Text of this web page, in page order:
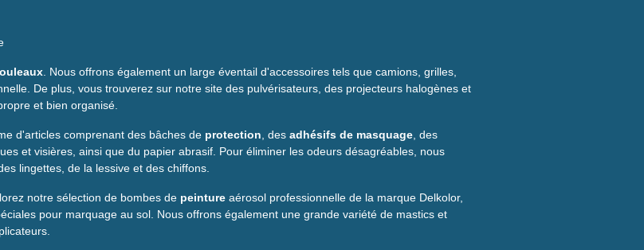
. Nous offrons également un large éventail d'accessoires tels que camions, grilles,
De plus, vous trouverez sur notre site des pulvérisateurs, des projecteurs halogènes et
et bien organisé.
d'articles comprenant des bâches de protection , desadhésifs de masquage , des
et visières, ainsi que du papier abrasif. Pour éliminer les odeurs désagréables, nous
lingettes, de la lessive et des chiffons.
notre sélection de bombes de peinture aérosol professionnelle de la marque Delkolor,
pour marquage au sol. Nous offrons également une grande variété de mastics et